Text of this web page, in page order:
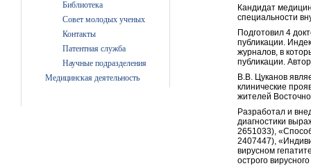
Библиотека
Совет молодых ученых
Контакты
Патентная служба
Научные подразделения
Медицинская деятельность
Кандидат
специальности
Подготовил 4
публикации.
журналов, в
публикации.
В.В. Цуканов
клинические
жителей
Разработал и
диагностики
2651033),
2407447),
вирусном
острого